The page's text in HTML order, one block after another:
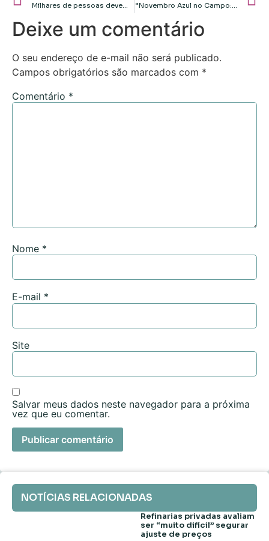
Deixe um comentário
O seu endereço de e-mail não será publicado.
Campos obrigatórios são marcados com *
Comentário *
Nome *
E-mail *
Site
Salvar meus dados neste navegador para a próxima
vez que eu comentar.
NOTÍCIAS RELACIONADAS
Refinarias privadas avaliam
ser “muito difícil” segurar
ajuste de preços